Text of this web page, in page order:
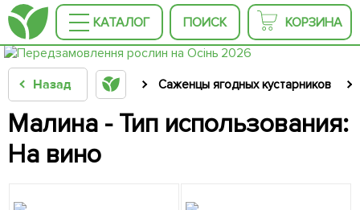
КАТАЛОГ ПОИСК КОРЗИНА
Назад Саженцы ягодных кустарников
Малина - Тип использования:
На вино